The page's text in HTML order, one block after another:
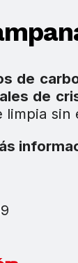
de
de
limpia sin